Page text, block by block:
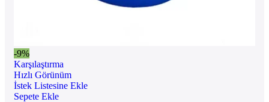
-9%
Karşılaştırma
Hızlı Görünüm
İstek Listesine Ekle
Sepete Ekle